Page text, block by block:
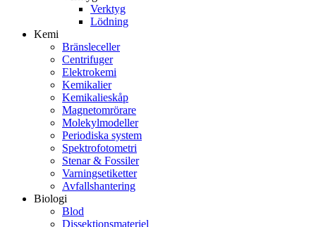
Verktyg
Lödning
Kemi
Bränsleceller
Centrifuger
Elektrokemi
Kemikalier
Kemikalieskåp
Magnetomrörare
Molekylmodeller
Periodiska system
Spektrofotometri
Stenar & Fossiler
Varningsetiketter
Avfallshantering
Biologi
Blod
Dissektionsmateriel